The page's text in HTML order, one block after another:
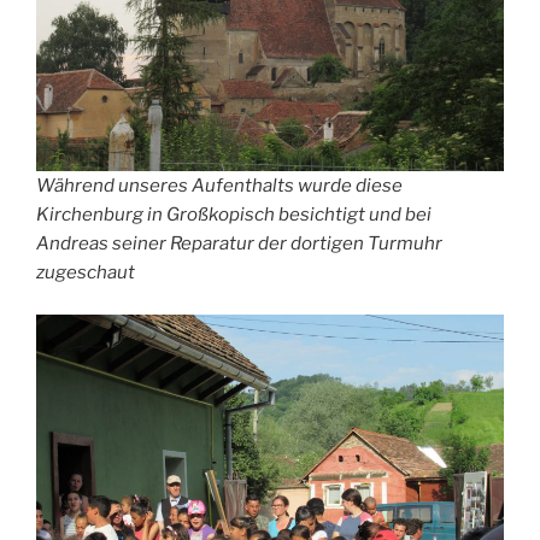
Während unseres Aufenthalts wurde diese
Kirchenburg in Großkopisch besichtigt und bei
Andreas seiner Reparatur der dortigen Turmuhr
zugeschaut